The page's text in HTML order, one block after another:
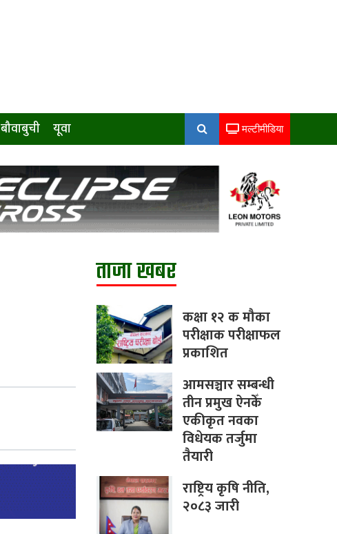
बौवाबुची यूवा मल्टीमीडिया
ताजा खबर
कक्षा १२ क मौका
परीक्षाक परीक्षाफल
प्रकाशित
आमसञ्चार सम्बन्धी
तीन प्रमुख ऐनकेँ
एकीकृत नवका
विधेयक तर्जुमा
तैयारी
राष्ट्रिय कृषि नीति,
२०८३ जारी